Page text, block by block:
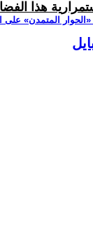
هذا
المتمدن» على